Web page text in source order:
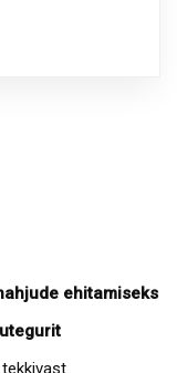
ehitamiseks
tekkivast